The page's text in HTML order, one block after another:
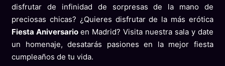
disfrutar de infinidad de sorpresas de la mano de
preciosas chicas? ¿Quieres disfrutar de la más erótica
Fiesta Aniversario en Madrid? Visita nuestra sala y date
un homenaje, desatarás pasiones en la mejor fiesta
cumpleaños de tu vida.